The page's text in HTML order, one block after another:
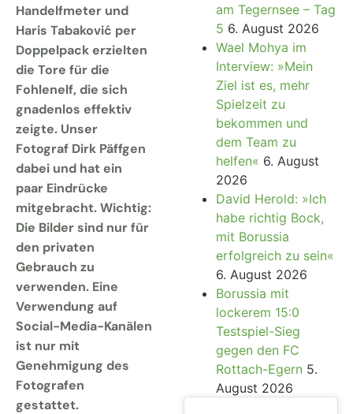
Handelfmeter und
Haris Tabaković per
Doppelpack erzielten
die Tore für die
Fohlenelf, die sich
gnadenlos effektiv
zeigte. Unser
Fotograf Dirk Päffgen
dabei und hat ein
paar Eindrücke
mitgebracht. Wichtig:
Die Bilder sind nur für
den privaten
Gebrauch zu
verwenden. Eine
Verwendung auf
Social-Media-Kanälen
ist nur mit
Genehmigung des
Fotografen
gestattet.
am Tegernsee – Tag
5 6. August 2026
Wael Mohya im
Interview: »Mein
Ziel ist es, mehr
Spielzeit zu
bekommen und
dem Team zu
helfen« 6. August
2026
David Herold: »Ich
habe richtig Bock,
mit Borussia
erfolgreich zu sein«
6. August 2026
Borussia mit
lockerem 15:0
Testspiel-Sieg
gegen den FC
Rottach-Egern 5.
August 2026